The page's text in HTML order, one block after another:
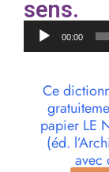
sens.
Lecteur
audio00:00
Ce
papier LE
(éd.
avec